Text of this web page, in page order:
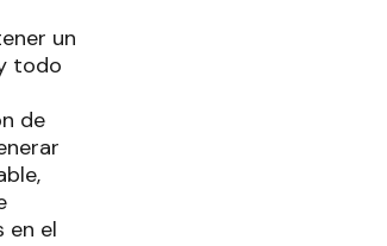
un
todo
de
en el